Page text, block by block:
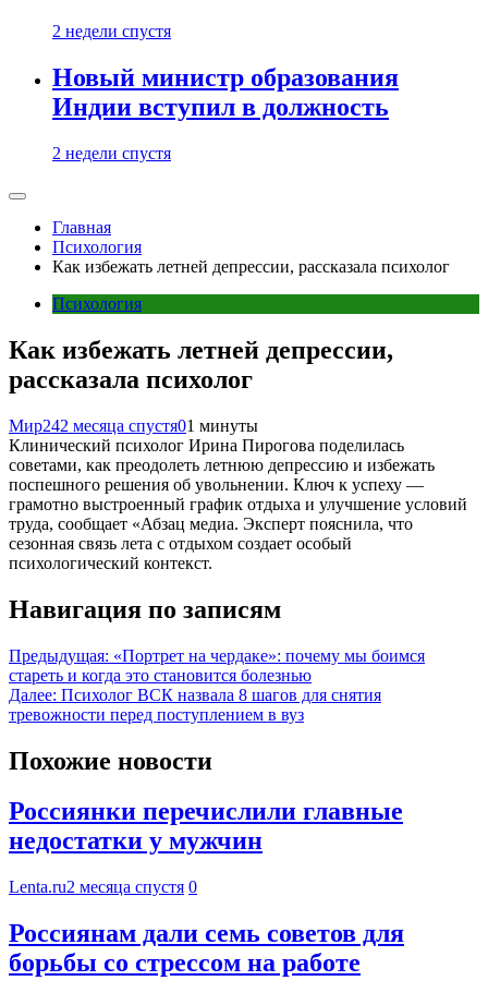
2 недели спустя
Новый министр образования
Индии вступил в должность
2 недели спустя
Главная
Психология
Как избежать летней депрессии, рассказала психолог
Психология
Как избежать летней депрессии,
рассказала психолог
Мир242 месяца спустя01 минуты
Клинический психолог Ирина Пирогова поделилась
советами, как преодолеть летнюю депрессию и избежать
поспешного решения об увольнении. Ключ к успеху —
грамотно выстроенный график отдыха и улучшение условий
труда, сообщает «Абзац медиа. Эксперт пояснила, что
сезонная связь лета с отдыхом создает особый
психологический контекст.
Навигация по записям
Предыдущая: «Портрет на чердаке»: почему мы боимся
стареть и когда это становится болезнью
Далее: Психолог ВСК назвала 8 шагов для снятия
тревожности перед поступлением в вуз
Похожие новости
Россиянки перечислили главные
недостатки у мужчин
Lenta.ru2 месяца спустя 0
Россиянам дали семь советов для
борьбы со стрессом на работе